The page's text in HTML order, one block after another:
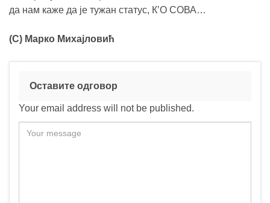
да нам каже да је тужан статус, К’О СОВА…
(C) Марко Михајловић
Оставите одговор
Your email address will not be published.